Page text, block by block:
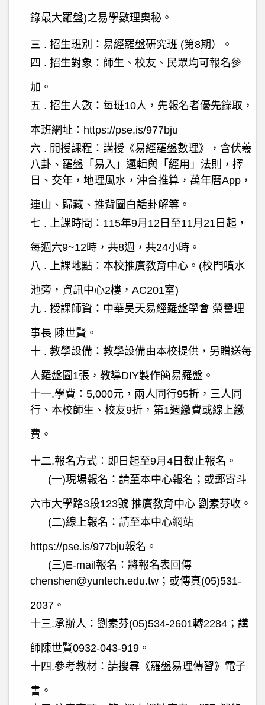
錄最大羅盤)之易學數理奧秘。
三 . 招生班別：易經羅盤研究班 (第8期）。
四 . 招生對象：師生、校友、民眾均可報名參
加。
五 . 招生人數：每班10人，先報名者優先錄取，
本班網址： https://pse.is/977bju
六 . 開授課程：講授《易經羅盤數理》，含伏羲
八卦、羅盤「易入」邏輯與「經用」法則，擇
日、交年，地理風水，沖合推算，萬年曆App ，
連山、歸藏、推背圖白話卦解等。
七 . 上課時間： 115年9月 12 日至11月 21 日起，
每週六9~12時，共8週，共24小時。
八 . 上課地點：本校推廣教育中心。 (校門噴水
池旁，資訊中心2樓， AC201室)
九 . 授課師資：中華昊天易經羅盤學會 榮譽理
事長 陳世賢。
十 . 教學設備：教學設備由本校提供，另贈送每
人羅盤圖 1張，教導DIY製作簡易羅盤。
十一.學費： 5,000元，兩人同行95折，三人同
行、本校師生、校友9折，第1週繳費或線上繳
費。
十二.報名方式：即日起至9月 4 日截止報名。
(一)現場報名：請至本中心報名；或郵寄斗
六市大學路3段123號 推廣教育中心 劉素芬收。
(二)線上報名：請至本中心網站
https://pse.is/977bju報名。
(三)E-mail 報名：將報名表回傳
chenshen@yuntech.edu.tw ；或傳真(05)531-
2037 。
十三.承辦人：劉素芬(05)534-2601轉2284 ；講
師陳世賢0932-043-919 。
十四 .參考教材：請搜尋《羅盤易理傳習》電子
書。